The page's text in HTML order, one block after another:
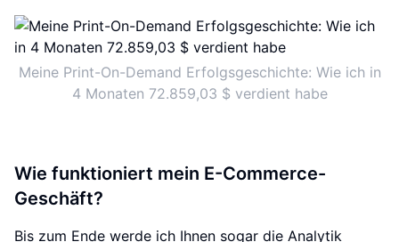
Meine Print-On-Demand Erfolgsgeschichte: Wie ich in
4 Monaten 72.859,03 $ verdient habe
Wie funktioniert mein E-Commerce-
Geschäft?
Bis zum Ende werde ich Ihnen sogar die Analytik